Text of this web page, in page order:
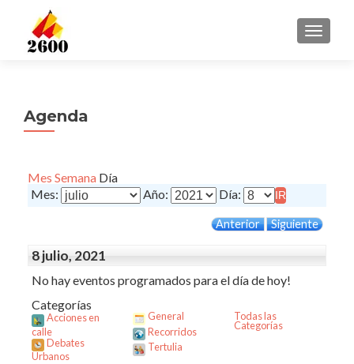
Agenda
Mes Semana Día
Mes:
Año: Día:
Anterior Siguiente
8 julio, 2021
No hay eventos programados para el día de hoy!
Categorías
Acciones en
calle
Debates
Urbanos
General
Recorridos
Tertulia
Todas las
Categorías